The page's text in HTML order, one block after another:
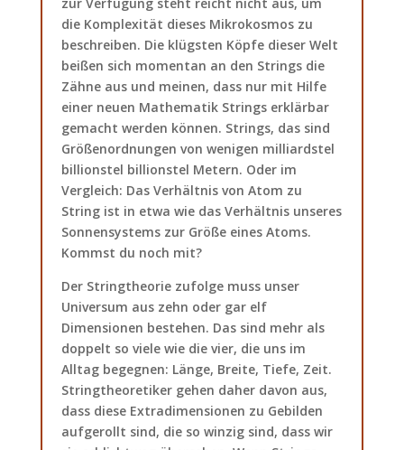
die Komplexität dieses Mikrokosmos zu
beschreiben. Die klügsten Köpfe dieser Welt
beißen sich momentan an den Strings die
Zähne aus und meinen, dass nur mit Hilfe
einer neuen Mathematik Strings erklärbar
gemacht werden können. Strings, das sind
Größenordnungen von wenigen milliardstel
billionstel billionstel Metern. Oder im
Vergleich: Das Verhältnis von Atom zu
String ist in etwa wie das Verhältnis unseres
Sonnensystems zur Größe eines Atoms.
Kommst du noch mit?
Der Stringtheorie zufolge muss unser
Universum aus zehn oder gar elf
Dimensionen bestehen. Das sind mehr als
doppelt so viele wie die vier, die uns im
Alltag begegnen: Länge, Breite, Tiefe, Zeit.
Stringtheoretiker gehen daher davon aus,
dass diese Extradimensionen zu Gebilden
aufgerollt sind, die so winzig sind, dass wir